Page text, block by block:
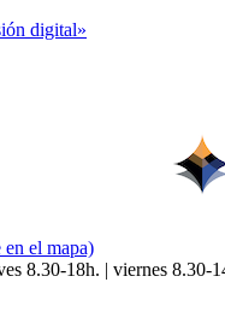
digital»
en el mapa)
8.30-18h. | viernes 8.30-